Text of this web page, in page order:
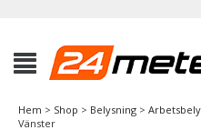
Hem > Shop > Belysning >
Vänster